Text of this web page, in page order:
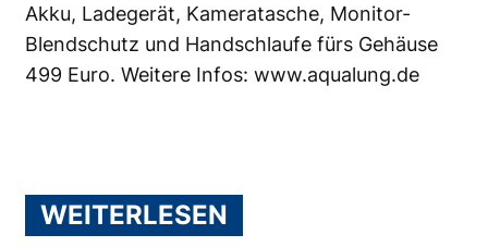
Akku, Ladegerät, Kameratasche, Monitor-
Blendschutz und Handschlaufe fürs Gehäuse
499 Euro. Weitere Infos: www.aqualung.de
WEITERLESEN